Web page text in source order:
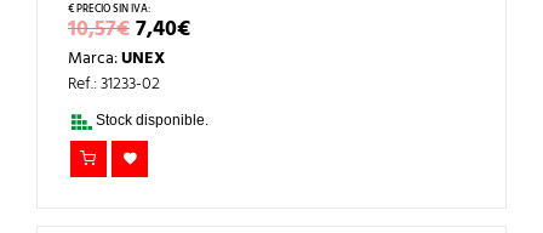
10,57€EL
PRECIO
ORIGINAL
ERA:
10,57€.
7,40€EL
PRECIO
7,40€.
Marca:UNEX
Ref.: 31233-02
Stock disponible.